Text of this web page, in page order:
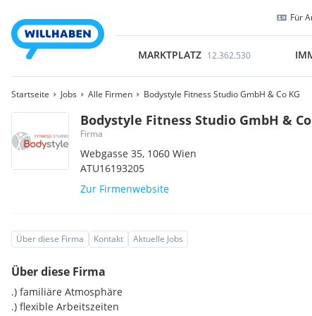
Für
MARKTPLATZ 12.362.530
Startseite Jobs Alle Firmen Bodystyle Fitness Studio GmbH & Co KG
Bodystyle Fitness Studio GmbH & Co
Firma
Webgasse 35, 1060Wien
ATU16193205
Zur Firmenwebsite
Über diese Firma Kontakt Aktuelle Jobs
Über diese Firma
.) familiäre Atmosphäre
.) flexible Arbeitszeiten